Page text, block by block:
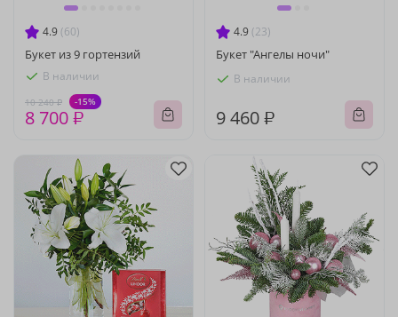
4.9 (60)
Букет из 9 гортензий
В наличии
10 240 ₽ -15%
8 700 ₽
4.9 (23)
Букет "Ангелы ночи"
В наличии
9 460 ₽